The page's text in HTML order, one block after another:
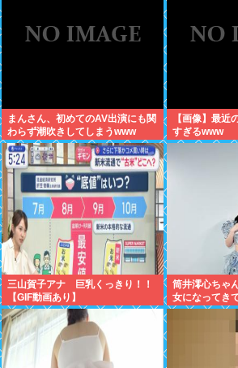
まんさん、初めてのAV出演にも関
わらず潮吹きしてしまうwww
【画像】最近
すぎるwww
三山賀子アナ 巨乳くっきり！！
【GIF動画あり】
筒井澪心ちゃ
女になってき